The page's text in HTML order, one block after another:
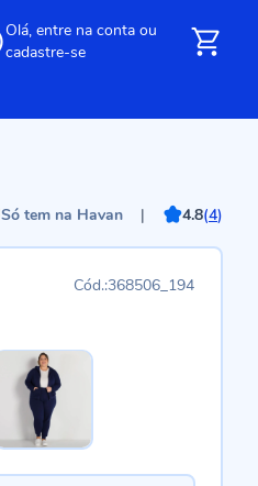
Olá, entre na conta ou
cadastre-se
Só tem na Havan | 4.8(4)
368506_194